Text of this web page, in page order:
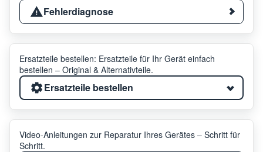
Fehlerdiagnose
Ersatzteile bestellen: Ersatzteile für Ihr Gerät einfach
bestellen – Original & Alternativteile.
Ersatzteile bestellen
Video-Anleitungen zur Reparatur Ihres Gerätes – Schritt für
Schritt.